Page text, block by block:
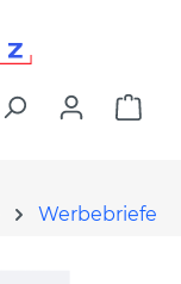
Werbebriefe